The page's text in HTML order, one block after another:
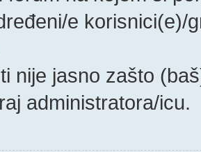
e korisnici(e)/
nije jasno zašto
administratora/icu.